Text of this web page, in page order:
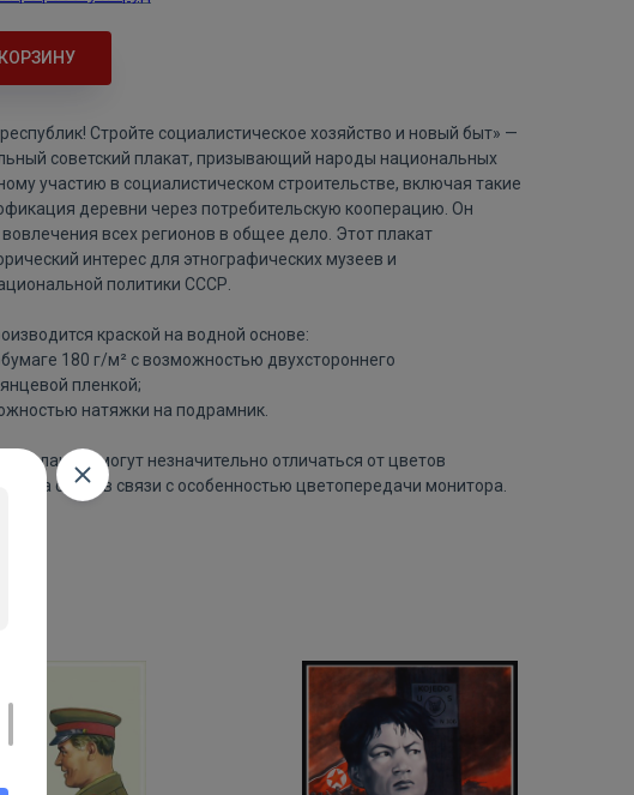
Стройте социалистическое хозяйство и новый быт» —
советский плакат, призывающий народы национальных
участию в социалистическом строительстве, включая такие
деревни через потребительскую кооперацию. Он
всех регионов в общее дело. Этот плакат
интерес для этнографических музеев и
политики СССР.
краской на водной основе:
180 г/м² с возможностью двухстороннего
пленкой;
натяжки на подрамник.
плаката могут незначительно отличаться от цветов
на сайте в связи с особенностью цветопередачи монитора.